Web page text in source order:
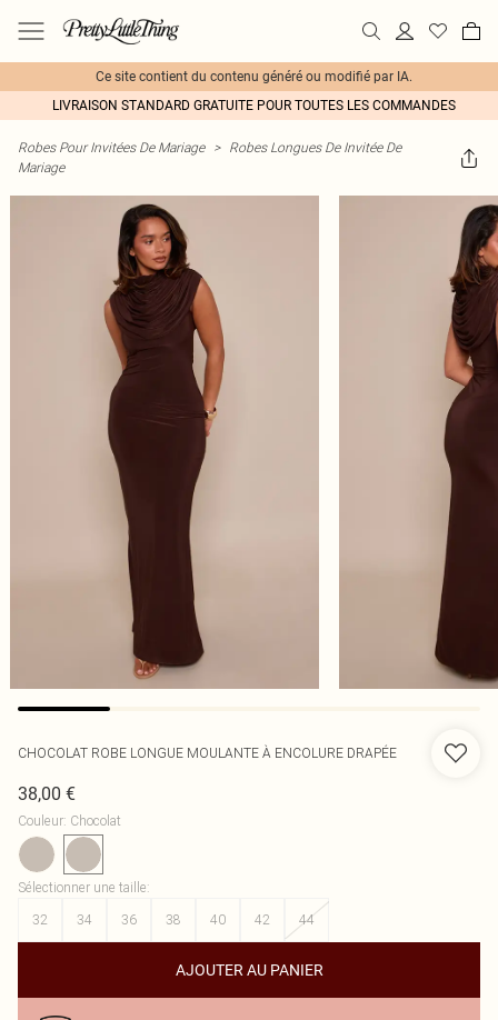
Ce site contient du contenu généré ou modifié par IA.
LIVRAISON STANDARD GRATUITE POUR TOUTES LES COMMANDES
Robes Pour Invitées De Mariage > Robes Longues De Invitée De
Mariage
CHOCOLAT ROBE LONGUE MOULANTE À ENCOLURE DRAPÉE
38,00 €
Couleur: Chocolat
Sélectionner une taille:
32
34 36 38 40 42 44
AJOUTER AU PANIER